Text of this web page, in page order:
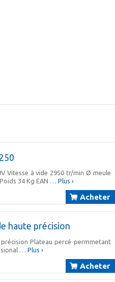
Vitesse à vide 2950 tr/min Ø meule
34 Kg EAN …Plus ›
Acheter
haute précision
Plateau percé permmetant
…Plus ›
Acheter